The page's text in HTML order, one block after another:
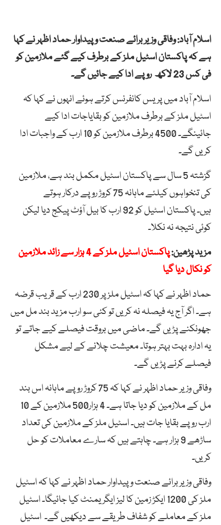
اسلام آباد: وفاقی وزیر برائے صنعت و پیداوار حماد اظہر نے کہا
ہے کہ پاکستان اسٹیل ملز کے برطرف کیے گئے ملازمین کو
فی کس 23 لاکھ روپے ادا کیے جائیں گے۔
اسلام آباد میں پریس کانفرنس کرتے ہوئے انہوں نے کہا کہ
اسٹیل ملز کے برطرف ملازمین کو بقایاجات ادا کیے
جائینگے۔ 4500 برطرف ملازمین کو 10 ارب کے واجبات ادا
کریں گے۔
گزشتہ 5 سال سے پاکستان اسٹیل مکمل بند ہے، ملازمین
کی تنخواہوں کیلئے ماہانہ 75 کروڑ روپے درکار ہوتے
ہیں۔ پاکستان اسٹیل کو 92 ارب کا بیل آؤٹ پیکج دیا لیکن
کوئی نتیجہ نہ نکلا۔
مزید پڑھین:
پاکستان اسٹیل ملز کے 4 ہزار سے زائد ملازمین
کو نکال دیا گیا
حماد اظہر نے کہا کہ اسٹیل ملز پر 230 ارب کے قریب قرضہ
ہے۔ اگر آج یہ فیصلہ نہ کریں تو کئی سو ارب مزید بند مل میں
جھونکنے پڑیں گے۔ ماضی میں بروقت فیصلے کیے جاتے تو
یہ ادارہ بہت بہتر ہوتا۔ معیشت چلانے کے لیے مشکل
فیصلے کرنے پڑیں گے۔
وفاقی وزیر حماد اظہر نے کہا کہ 75 کروڑ روپے ماہانہ اس بند
مل کے ملازمین کو دیا جاتا ہے۔ 4 ہزار500 ملازمین کے 10
ارب روپے بقایا جات ہیں۔ اسٹیل ملز کے ملازمین کی تعداد
ساڑھے 9 ہزار ہے۔ چاہتے ہیں کہ سارے معاملات کو حل
کریں۔
وفاقی وزیر برائے صنعت و پیداوار حماد اظہر نے کہا کہ اسٹیل
ملز کی 1200 ایکڑ زمین کا لیز ایگریمنٹ کیا جائیگا۔ اسٹیل
ملز کے معاملے کو شفاف طریقے سے دیکھیں گے۔ اسٹیل